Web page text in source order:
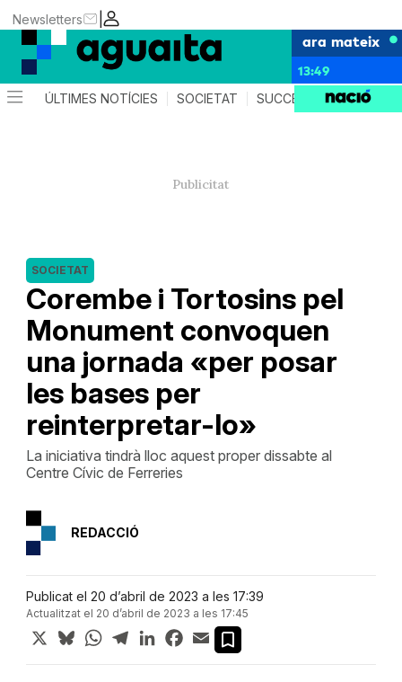
|
Newsletters
ara mateix
13:49
ÚLTIMES NOTÍCIES SOCIETAT SUCCESSOS AGENDA
Corembe i Tortosins pel
Monument convoquen
una jornada «per posar
les bases per
reinterpretar-lo»
SOCIETAT
La iniciativa tindrà lloc aquest proper dissabte al
Centre Cívic de Ferreries
REDACCIÓ
Publicat el 20 d’abril de 2023 a les 17:39
Actualitzat el 20 d’abril de 2023 a les 17:45
X BlueskyWhatsApp
TelegramLinkedInFacebook
Email